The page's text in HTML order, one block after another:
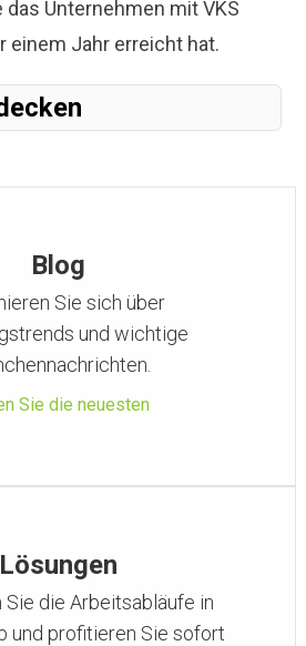
das Unternehmen mit VKS
einem Jahr erreicht hat.
Blog
Sie sich über
und wichtige
Sie die neuesten
Lösungen
die Arbeitsabläufe in
und profitieren Sie sofort